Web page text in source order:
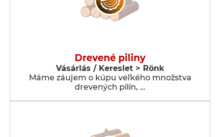
Drevené piliny
Vásárlás / Kereslet > Rönk
Máme záujem o kúpu veľkého množstva
drevených pilín, …